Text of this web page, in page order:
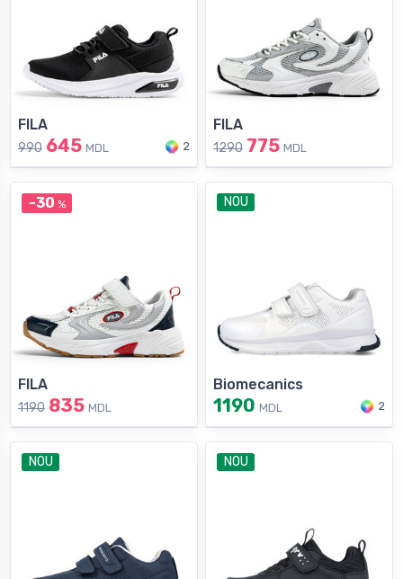
FILA
990 645 MDL 2
FILA
1290 775 MDL
-30 %
FILA
1190 835 MDL
NOU
Biomecanics
1190 MDL 2
NOU NOU